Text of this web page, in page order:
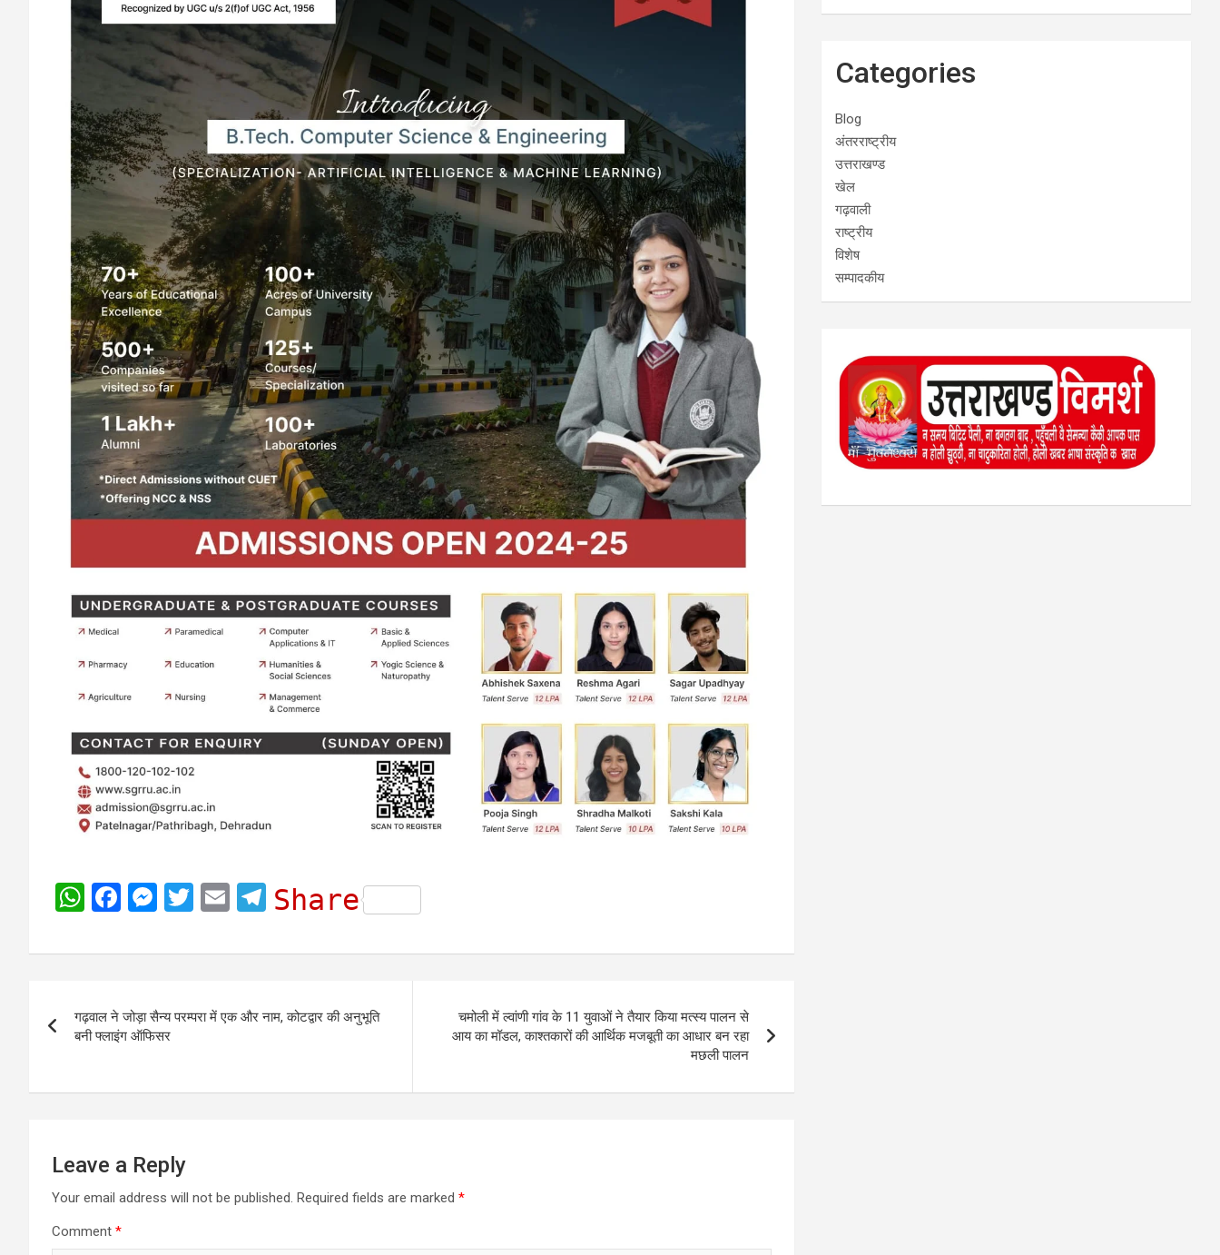
W
a
s
A
p
F
c
b
o
k
M
s
e
n
e
T
i
t
E
a
l
T
l
g
m
Share
navigation
गढ़वाल ने जोड़ा सैन्य परम्परा में एक और नाम, कोटद्वार की अनुभूति
बनी फ्लाइंग ऑफिसर
चमोली में ल्वांणी गांव के 11 युवाओं ने तैयार किया मत्स्य पालन से
आय का मॉडल, काश्तकारों की आर्थिक मजबूती का आधार बन रहा
मछली पालन
Leave a Reply
Your email address will not be published. Required fields are marked *
Comment *
Categories
Blog
अंतरराष्ट्रीय
उत्तराखण्ड
खेल
गढ़वाली
राष्ट्रीय
विशेष
सम्पादकीय